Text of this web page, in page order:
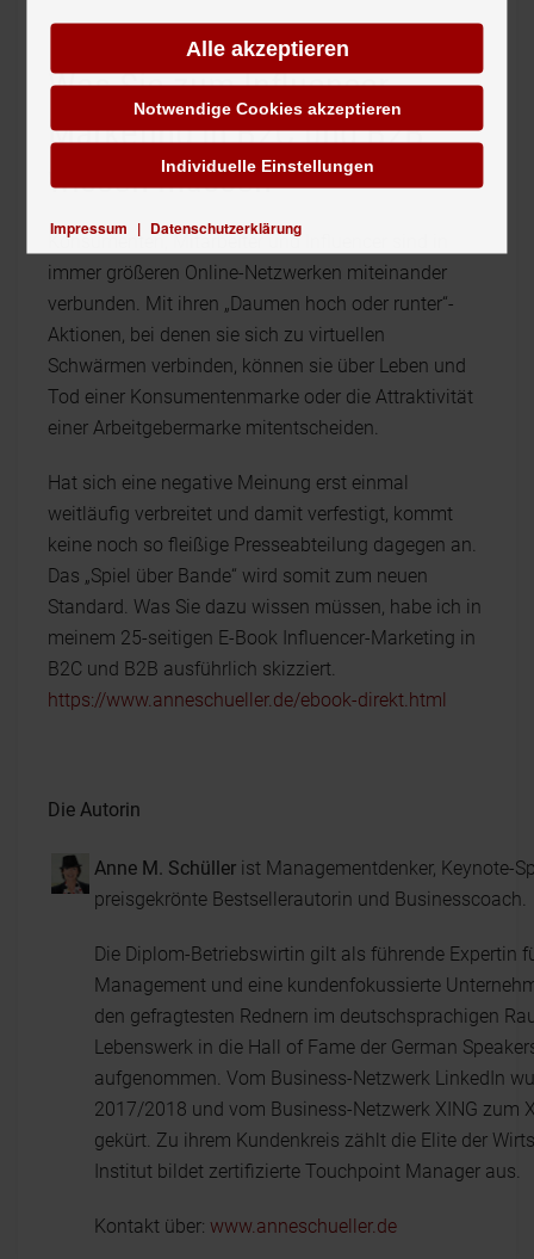
Was Sie zum Influencer-
Marketing in B2C und B2B
wissen müssen
Konsumenten, Mitarbeiter und Influencer sind in
immer größeren Online-Netzwerken miteinander
verbunden. Mit ihren „Daumen hoch oder runter“-
Aktionen, bei denen sie sich zu virtuellen
Schwärmen verbinden, können sie über Leben und
Tod einer Konsumentenmarke oder die Attraktivität
einer Arbeitgebermarke mitentscheiden.
Hat sich eine negative Meinung erst einmal
weitläufig verbreitet und damit verfestigt, kommt
keine noch so fleißige Presseabteilung dagegen an.
Das „Spiel über Bande“ wird somit zum neuen
Standard. Was Sie dazu wissen müssen, habe ich in
meinem 25-seitigen E-Book Influencer-Marketing in
B2C und B2B ausführlich skizziert.
https://www.anneschueller.de/ebook-direkt.html
Die Autorin
Anne M. Schüller ist Managementdenker, Keynote-
preisgekrönte Bestsellerautorin und Businesscoach.
Die Diplom-Betriebswirtin gilt als führende Expertin
Management und eine kundenfokussierte
den gefragtesten Rednern im deutschsprachigen
Lebenswerk in die Hall of Fame der German
aufgenommen. Vom Business-Netzwerk LinkedIn
2017/2018 und vom Business-Netzwerk XING zum
gekürt. Zu ihrem Kundenkreis zählt die Elite der
Institut bildet zertifizierte Touchpoint Manager aus.
Kontakt über: www.anneschueller.de
Alle akzeptieren
Notwendige Cookies akzeptieren
Impressum | Datenschutzerklärung
Individuelle Einstellungen